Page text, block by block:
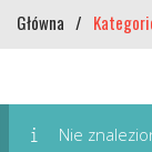
Główna /
Nie